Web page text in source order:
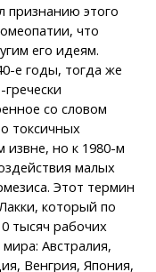
этого
что
его идеям.
е годы, тогда же
со словом
токсичных
извне, но к 1980-м
малых
Этот термин
который по
тысяч рабочих
Австралия,
Венгрия, Япония,